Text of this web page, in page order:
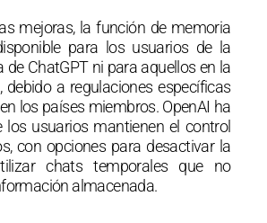
mejoras, la función de memoria
para los usuarios de la
de ChatGPT ni para aquellos en la
debido a regulaciones específicas
los países miembros. OpenAI ha
los usuarios mantienen el control
con opciones para desactivar la
chats temporales que no
almacenada.